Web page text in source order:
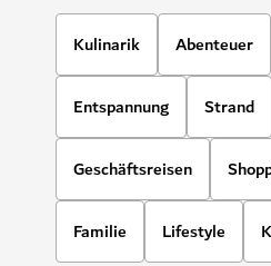
Kulinarik Abenteuer
Entspannung Strand
Geschäftsreisen
Familie Lifestyle